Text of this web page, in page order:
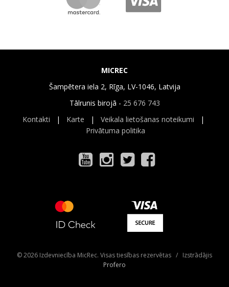
MICREC
Šampētera iela 2, Rīga, LV-1046, Latvija
Tālrunis birojā - 25 676 743
Kontakti | Karte | Veikala lietošanas noteikumi |
Privātuma politika
© 2026 Izdevniecība MicRec. Visas tiesības rezervētas / Izstrādājis
Profero